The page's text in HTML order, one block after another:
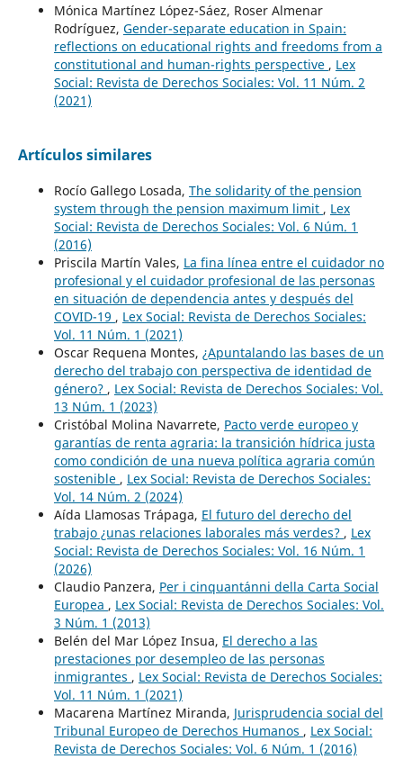
Mónica Martínez López-Sáez, Roser Almenar
Rodríguez, Gender-separate education in Spain:
reflections on educational rights and freedoms from a
constitutional and human-rights perspective , Lex
Social: Revista de Derechos Sociales: Vol. 11 Núm. 2
(2021)
Artículos similares
Rocío Gallego Losada, The solidarity of the pension
system through the pension maximum limit , Lex
Social: Revista de Derechos Sociales: Vol. 6 Núm. 1
(2016)
Priscila Martín Vales, La fina línea entre el cuidador no
profesional y el cuidador profesional de las personas
en situación de dependencia antes y después del
COVID-19 , Lex Social: Revista de Derechos Sociales:
Vol. 11 Núm. 1 (2021)
Oscar Requena Montes, ¿Apuntalando las bases de un
derecho del trabajo con perspectiva de identidad de
género? , Lex Social: Revista de Derechos Sociales: Vol.
13 Núm. 1 (2023)
Cristóbal Molina Navarrete, Pacto verde europeo y
garantías de renta agraria: la transición hídrica justa
como condición de una nueva política agraria común
sostenible , Lex Social: Revista de Derechos Sociales:
Vol. 14 Núm. 2 (2024)
Aída Llamosas Trápaga, El futuro del derecho del
trabajo ¿unas relaciones laborales más verdes? , Lex
Social: Revista de Derechos Sociales: Vol. 16 Núm. 1
(2026)
Claudio Panzera, Per i cinquant´anni della Carta Social
Europea , Lex Social: Revista de Derechos Sociales: Vol.
3 Núm. 1 (2013)
Belén del Mar López Insua, El derecho a las
prestaciones por desempleo de las personas
inmigrantes , Lex Social: Revista de Derechos Sociales:
Vol. 11 Núm. 1 (2021)
Macarena Martínez Miranda, Jurisprudencia social del
Tribunal Europeo de Derechos Humanos , Lex Social:
Revista de Derechos Sociales: Vol. 6 Núm. 1 (2016)